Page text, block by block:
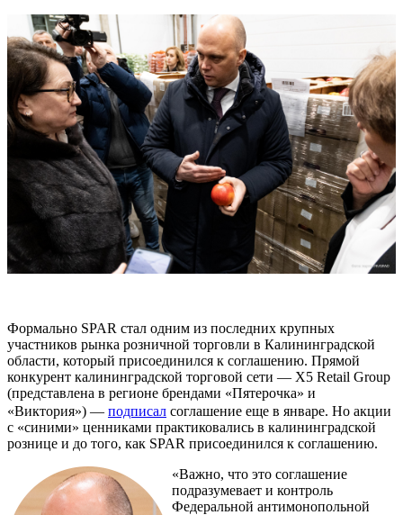
Формально SPAR стал одним из последних крупных
участников рынка розничной торговли в Калининградской
области, который присоединился к соглашению. Прямой
конкурент калининградской торговой сети — X5 Retail Group
(представлена в регионе брендами «Пятерочка» и
«Виктория») — подписал соглашение еще в январе. Но акции
с «синими» ценниками практиковались в калининградской
рознице и до того, как SPAR присоединился к соглашению.
«Важно, что это соглашение
подразумевает и контроль
Федеральной антимонопольной